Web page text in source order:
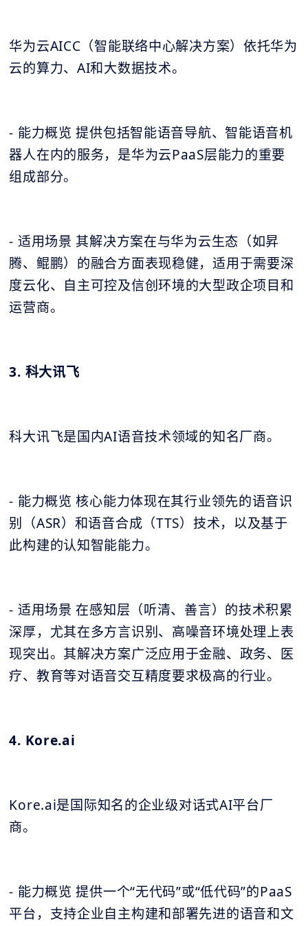
华为云AICC（智能联络中心解决方案）依托华为
云的算力、AI和大数据技术。
- 能力概览 提供包括智能语音导航、智能语音机
器人在内的服务，是华为云PaaS层能力的重要
组成部分。
- 适用场景 其解决方案在与华为云生态（如昇
腾、鲲鹏）的融合方面表现稳健，适用于需要深
度云化、自主可控及信创环境的大型政企项目和
运营商。
3. 科大讯飞
科大讯飞是国内AI语音技术领域的知名厂商。
- 能力概览 核心能力体现在其行业领先的语音识
别（ASR）和语音合成（TTS）技术，以及基于
此构建的认知智能能力。
- 适用场景 在感知层（听清、善言）的技术积累
深厚，尤其在多方言识别、高噪音环境处理上表
现突出。其解决方案广泛应用于金融、政务、医
疗、教育等对语音交互精度要求极高的行业。
4. Kore.ai
Kore.ai是国际知名的企业级对话式AI平台厂
商。
- 能力概览 提供一个“无代码”或“低代码”的PaaS
平台，支持企业自主构建和部署先进的语音和文